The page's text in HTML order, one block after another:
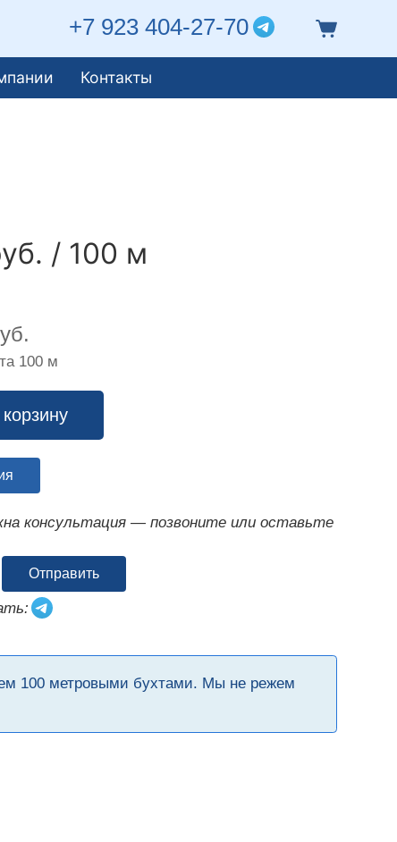
+7 923 404-27-70
Контакты
/ 100 м
100 м
консультация — позвоните или оставьте
Отправить
100 метровыми бухтами. Мы не режем